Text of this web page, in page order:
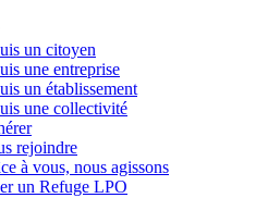
un citoyen
une entreprise
un établissement
une collectivité
rejoindre
à vous, nous agissons
un Refuge LPO